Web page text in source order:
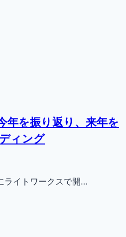
年を振り返り、来年を
ィング
ライトワークスで開…